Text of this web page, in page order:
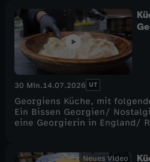
30 Min.14.07.2026 UT
Georgiens Küche, mit
Ein Bissen Georgien/
eine Georgierin in England/
Neues Video